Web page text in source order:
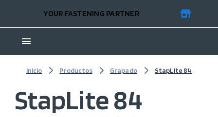
YOUR FASTENING PARTNER
Inicio Productos Grapado StapLite 84
StapLite 84